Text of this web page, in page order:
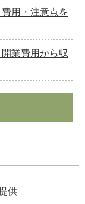
用・注意点を
業費用から収
供